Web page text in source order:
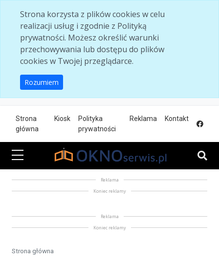
Strona korzysta z plików cookies w celu
realizacji usług i zgodnie z Polityką
prywatności. Możesz określić warunki
przechowywania lub dostępu do plików
cookies w Twojej przeglądarce.
Rozumiem
Strona
główna
Kiosk
Polityka
prywatności
Reklama Kontakt
Reklama
Koniec reklamy
Reklama
Koniec reklamy
Strona główna